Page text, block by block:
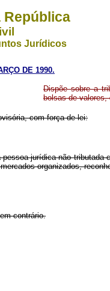
República
Jurídicos
DE 1990.
Dispõe sobre a
bolsas de valores,
com força de lei:
jurídica não tributada
organizados,
contrário.